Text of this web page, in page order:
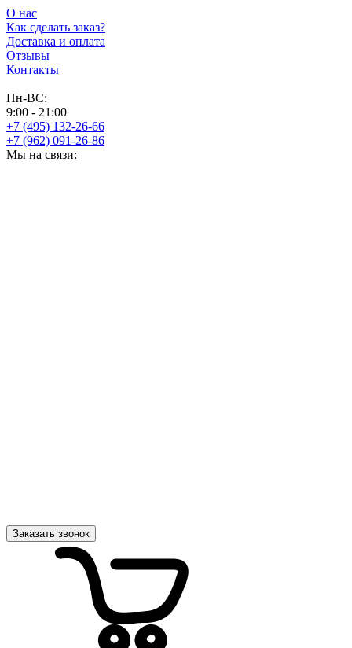
О нас
Как сделать заказ?
Доставка и оплата
Отзывы
Контакты
Пн-ВС:
9:00 - 21:00
+7 (495) 132-26-66
+7 (962) 091-26-86
Мы на связи:
Заказать звонок